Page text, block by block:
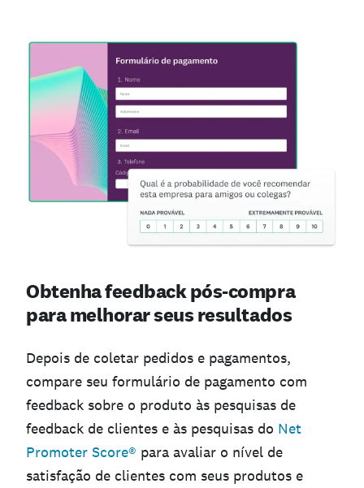
Obtenha feedback pós-compra
para melhorar seus resultados
Depois de coletar pedidos e pagamentos,
compare seu formulário de pagamento com
feedback sobre o produto às pesquisas de
feedback de clientes e às pesquisas do Net
Promoter Score® para avaliar o nível de
satisfação de clientes com seus produtos e